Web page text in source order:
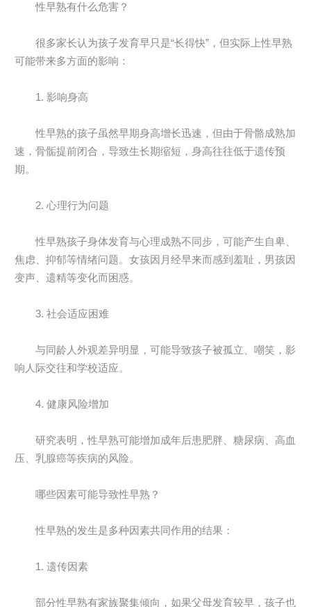
性早熟有什么危害？
很多家长认为孩子发育早只是“长得快”，但实际上性早熟
可能带来多方面的影响：
1. 影响身高
性早熟的孩子虽然早期身高增长迅速，但由于骨骼成熟加
速，骨骺提前闭合，导致生长期缩短，身高往往低于遗传预
期。
2. 心理行为问题
性早熟孩子身体发育与心理成熟不同步，可能产生自卑、
焦虑、抑郁等情绪问题。女孩因月经早来而感到羞耻，男孩因
变声、遗精等变化而困惑。
3. 社会适应困难
与同龄人外观差异明显，可能导致孩子被孤立、嘲笑，影
响人际交往和学校适应。
4. 健康风险增加
研究表明，性早熟可能增加成年后患肥胖、糖尿病、高血
压、乳腺癌等疾病的风险。
哪些因素可能导致性早熟？
性早熟的发生是多种因素共同作用的结果：
1. 遗传因素
部分性早熟有家族聚集倾向，如果父母发育较早，孩子也